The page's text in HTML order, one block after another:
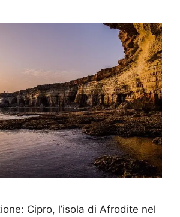
Cipro, l’isola di Afrodite nel